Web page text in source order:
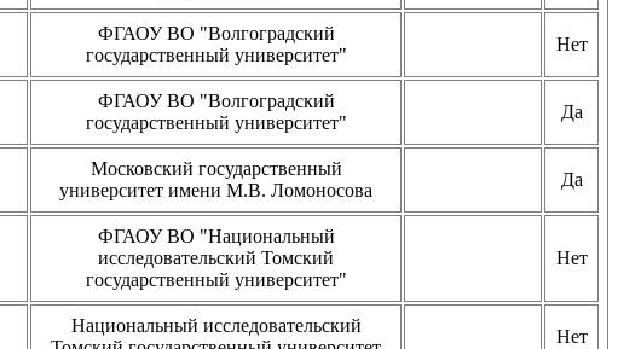
ФГАОУ ВО "Волгоградский
государственный университет"
Нет
ФГАОУ ВО "Волгоградский
государственный университет"
Да
Московский государственный
университет имени М.В. Ломоносова
Да
ФГАОУ ВО "Национальный
исследовательский Томский
государственный университет"
Нет
Национальный исследовательский
Нет